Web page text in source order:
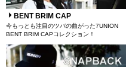
BENT BRIM CAP
今もっとも注目のツバの曲がった7UNION
BENT BRIM CAPコレクション！